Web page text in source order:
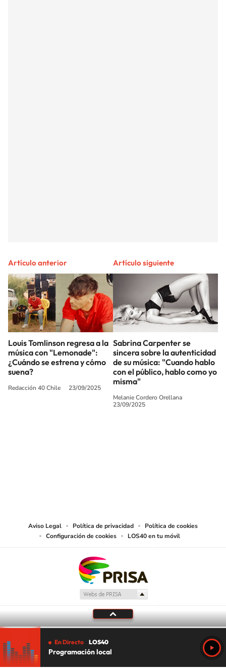
Artículo anterior
Louis Tomlinson regresa a la
música con "Lemonade":
¿Cuándo se estrena y cómo
suena?
Redacción 40 Chile 23/09/2025
Artículo siguiente
Sabrina Carpenter se
sincera sobre la autenticidad
de su música: "Cuando hablo
con el público, hablo como yo
misma"
Melanie Cordero Orellana
23/09/2025
Aviso Legal Política de privacidad
Política de cookies
Configuración de cookies
LOS40 en tu móvil
En Directo LOS40
Programación local